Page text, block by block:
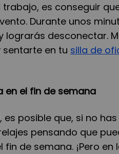
es conseguir
Durante unos
lograrás desconectar.
en tu silla de
en el fin de semana
es posible que, si no
pensando que
de semana. ¡Pero en